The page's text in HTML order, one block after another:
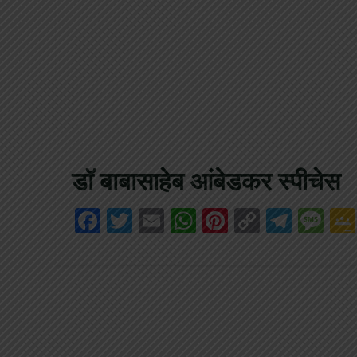
डॉ बाबासाहेब आंबेडकर स्पीचेस
Facebook
Twitter
EmailWhatsApp
Pinterest
Copy